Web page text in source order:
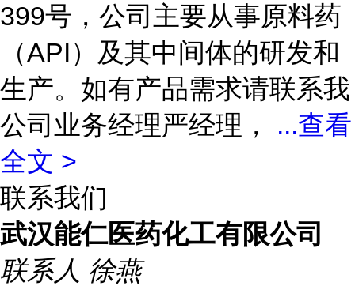
399号，公司主要从事原料药
（API）及其中间体的研发和
生产。如有产品需求请联系我
公司业务经理严经理， ...查看
全文 >
联系我们
武汉能仁医药化工有限公司
联系人 徐燕